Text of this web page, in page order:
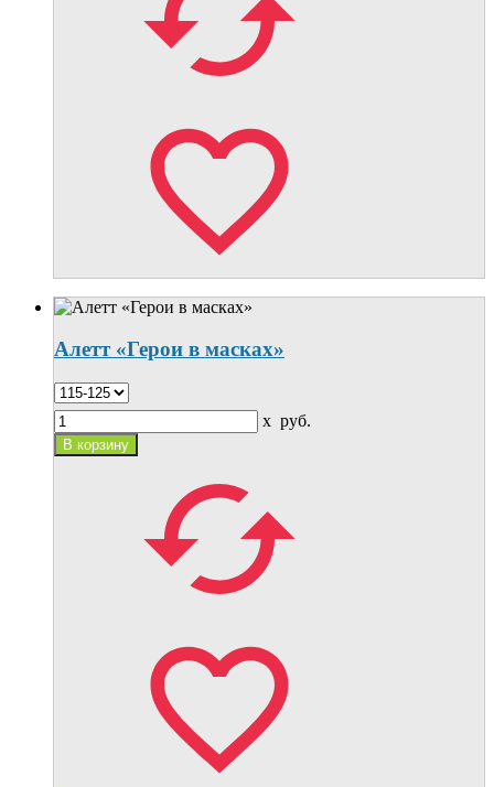
Алетт «Герои в масках»
x руб.